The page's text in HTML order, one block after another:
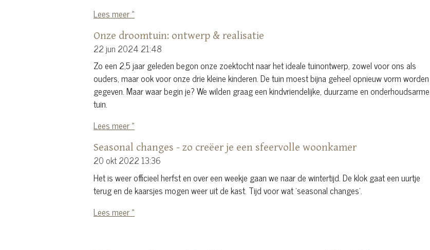
Lees meer »
Onze droomtuin: ontwerp & realisatie
22 jun 2024 21:48
Zo een 2,5 jaar geleden begon onze zoektocht naar het ideale tuinontwerp, zowel voor ons als
ouders, maar ook voor onze drie kleine kinderen. De tuin moest bijna geheel opnieuw vorm worden
gegeven. Maar waar begin je? We wilden graag een kindvriendelijke, duurzame en onderhoudsarme
tuin.
Lees meer »
Seasonal changes - zo creëer je een sfeervolle woonkamer
20 okt 202213:36
Het is weer officieel herfst en over een weekje gaan we naar de wintertijd. De klok gaat een uurtje
terug en de kaarsjes mogen weer uit de kast. Tijd voor wat ’seasonal changes’.
Lees meer »